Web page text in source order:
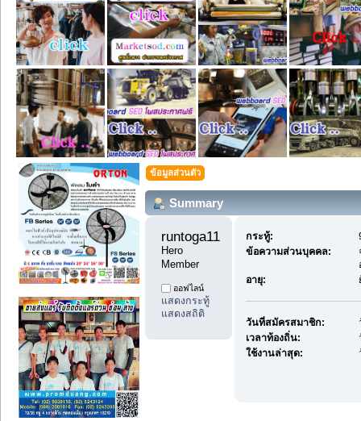
ข้อมูลส่วนตัว
Summary
Hero
Member
ออฟไลน์
แสดงกระทู้
แสดงสถิติ
กระทู้:
ข้อความส่วนบุคคล:
อายุ:
วันที่สมัครสมาชิก:
เวลาท้องถิ่น:
ใช้งานล่าสุด: